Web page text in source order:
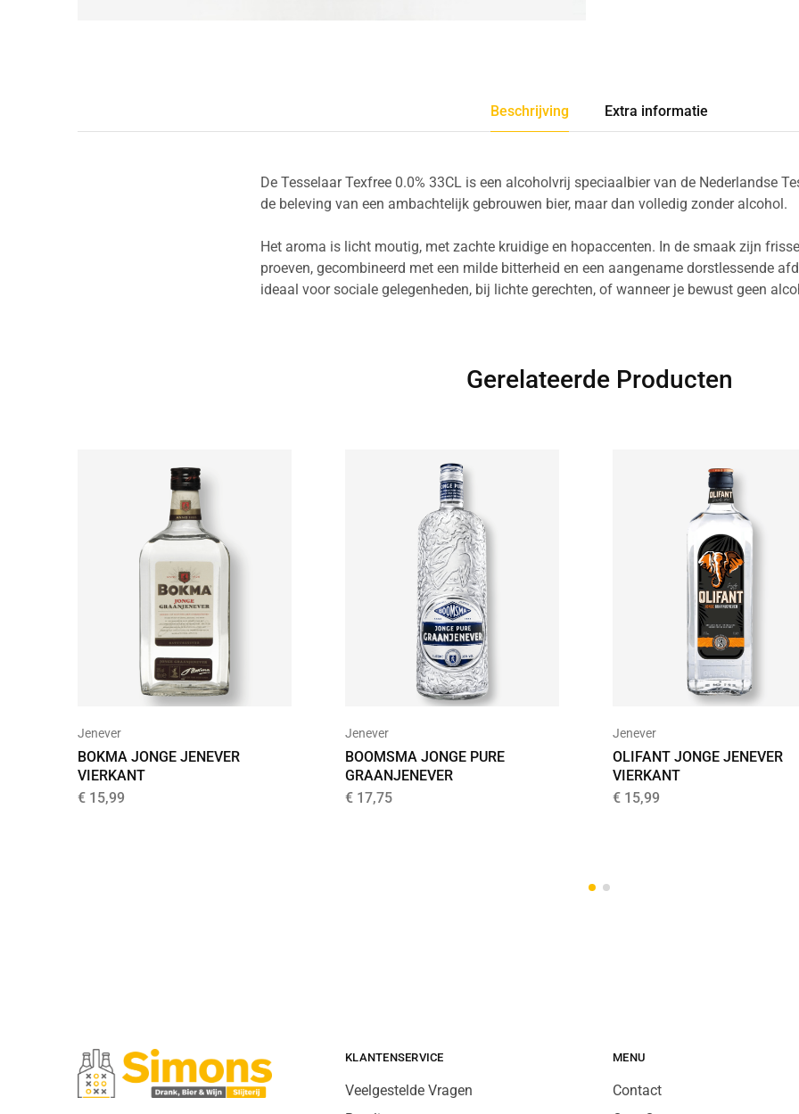
Beschrijving Extra informatie
De Tesselaar Texfree 0.0% 33CL is een alcoholvrij speciaalbier van de Nederlandse
de beleving van een ambachtelijk gebrouwen bier, maar dan volledig zonder alcohol.
Het aroma is licht moutig, met zachte kruidige en hopaccenten. In de smaak zijn
proeven, gecombineerd met een milde bitterheid en een aangename dorstlessende
ideaal voor sociale gelegenheden, bij lichte gerechten, of wanneer je bewust geen
Gerelateerde Producten
Jenever
BOKMA JONGE JENEVER
VIERKANT
€ 15,99
Jenever
BOOMSMA JONGE PURE
GRAANJENEVER
€ 17,75
Jenever
OLIFANT JONGE JENEVER
VIERKANT
€ 15,99
KLANTENSERVICE
Veelgestelde Vragen
MENU
Contact